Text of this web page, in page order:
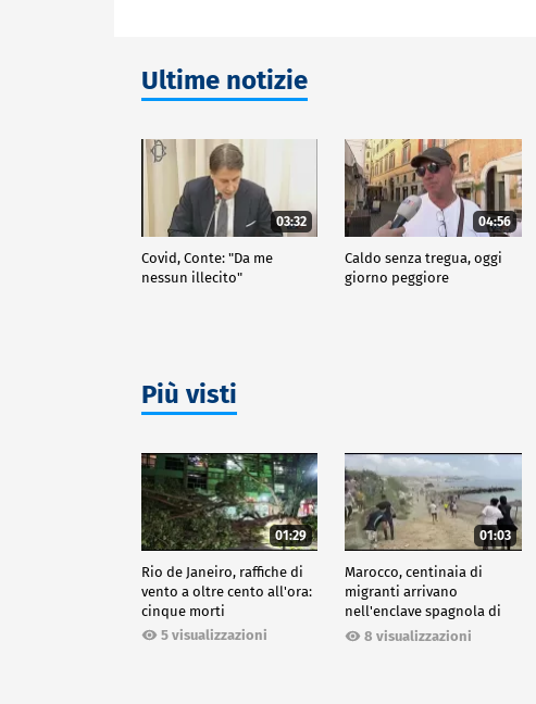
Ultime notizie
03:32
Covid, Conte: "Da me
nessun illecito"
04:56
Caldo senza tregua, oggi
giorno peggiore
Più visti
01:29
Rio de Janeiro, raffiche di
vento a oltre cento all'ora:
cinque morti
5 visualizzazioni
01:03
Marocco, centinaia di
migranti arrivano
nell'enclave spagnola di
Ceuta8 visualizzazioni